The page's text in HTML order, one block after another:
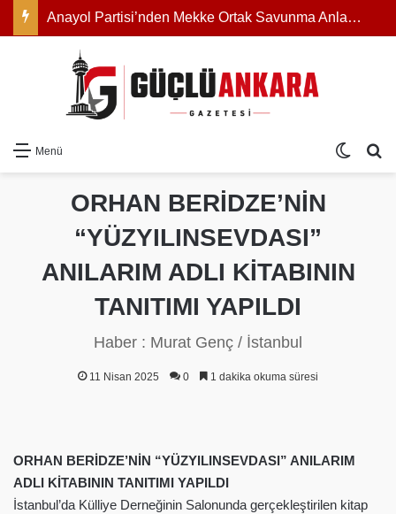
Anayol Partisi’nden Mekke Ortak Savunma Anlaşması Açıklaması: “Savaş Aparatı Değil, Bölgesel Kalkınma Kalkanı Olmalı”
Menü Dış
ORHAN BERİDZE’NİN
“YÜZYILINSEVDASI”
ANILARIM ADLI KİTABININ
TANITIMI YAPILDI
Haber : Murat Genç / İstanbul
11 Nisan 2025 0 1 dakika okuma süresi
ORHAN BERİDZE’NİN “YÜZYILINSEVDASI” ANILARIM
ADLI KİTABININ TANITIMI YAPILDI
İstanbul’da Külliye Derneğinin Salonunda gerçekleştirilen kitap